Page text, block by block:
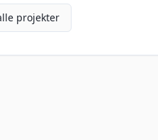
projekter